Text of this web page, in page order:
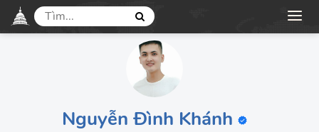
Nguyễn Đình Khánh